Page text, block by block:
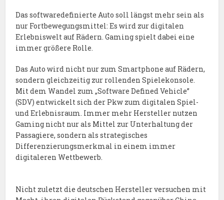
Das softwaredefinierte Auto soll längst mehr sein als
nur Fortbewegungsmittel: Es wird zur digitalen
Erlebniswelt auf Rädern. Gaming spielt dabei eine
immer größere Rolle.
Das Auto wird nicht nur zum Smartphone auf Rädern,
sondern gleichzeitig zur rollenden Spielekonsole.
Mit dem Wandel zum „Software Defined Vehicle”
(SDV) entwickelt sich der Pkw zum digitalen Spiel-
und Erlebnisraum. Immer mehr Hersteller nutzen
Gaming nicht nur als Mittel zur Unterhaltung der
Passagiere, sondern als strategisches
Differenzierungsmerkmal in einem immer
digitaleren Wettbewerb.
Nicht zuletzt die deutschen Hersteller versuchen mit